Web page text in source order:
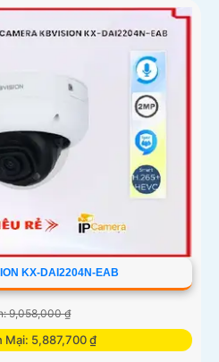
KX-DAI2204N-EAB
9,058,000 ₫
Mại: 5,887,700 ₫